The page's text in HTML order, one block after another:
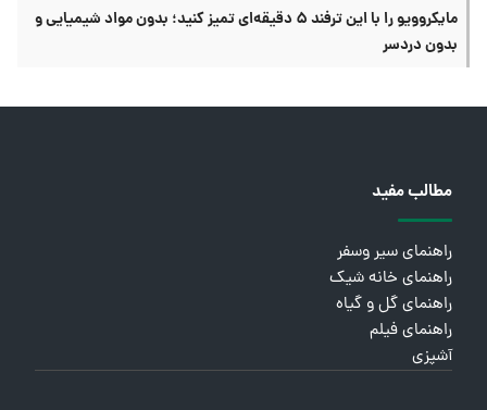
مایکروویو را با این ترفند ۵ دقیقه‌ای تمیز کنید؛ بدون مواد شیمیایی و
بدون دردسر
مطالب مفید
راهنمای سیر وسفر
راهنمای خانه شیک
راهنمای گل و گیاه
راهنمای فیلم
آشپزی